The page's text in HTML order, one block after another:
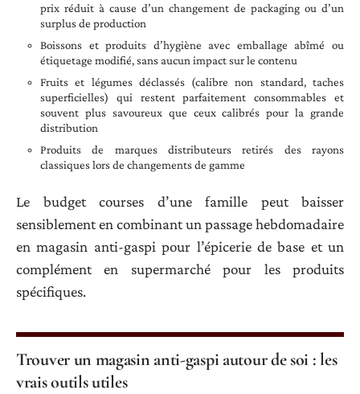
prix réduit à cause d’un changement de packaging ou d’un
surplus de production
Boissons et produits d’hygiène avec emballage abîmé ou
étiquetage modifié, sans aucun impact sur le contenu
Fruits et légumes déclassés (calibre non standard, taches
superficielles) qui restent parfaitement consommables et
souvent plus savoureux que ceux calibrés pour la grande
distribution
Produits de marques distributeurs retirés des rayons
classiques lors de changements de gamme
Le budget courses d’une famille peut baisser
sensiblement en combinant un passage hebdomadaire
en magasin anti-gaspi pour l’épicerie de base et un
complément en supermarché pour les produits
spécifiques.
Trouver un magasin anti-gaspi autour de soi : les
vrais outils utiles